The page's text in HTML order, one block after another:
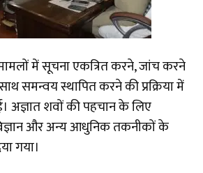
में सूचना एकत्रित करने, जांच करने
समन्वय स्थापित करने की प्रक्रिया में
अज्ञात शवों की पहचान के लिए
और अन्य आधुनिक तकनीकों के
गया।